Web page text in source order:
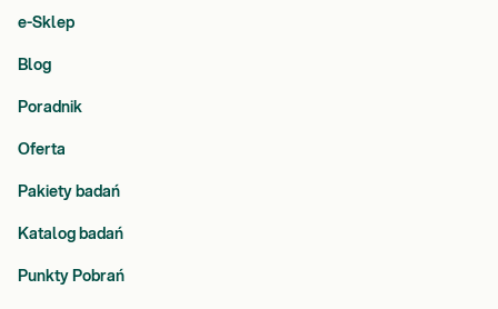
e-Sklep
Blog
Poradnik
Oferta
Pakiety badań
Katalog badań
Punkty Pobrań